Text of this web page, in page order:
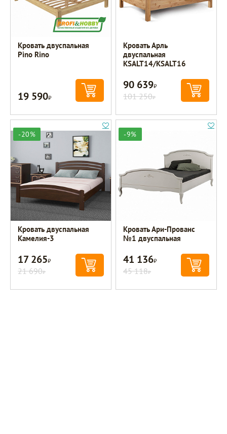
Кровать двуспальная
Pino Rino
19 590Р
Кровать Арль
двуспальная
KSALT14/KSALT16
90 639Р
101 250Р
-20%
Кровать двуспальная
Камелия-3
17 265Р
21 690Р
-9%
Кровать Ари-Прованс
№1 двуспальная
41 136Р
45 118Р